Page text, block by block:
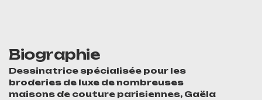
Biographie
Dessinatrice spécialisée pour les
broderies de luxe de nombreuses
maisons de couture parisiennes, Gaëla